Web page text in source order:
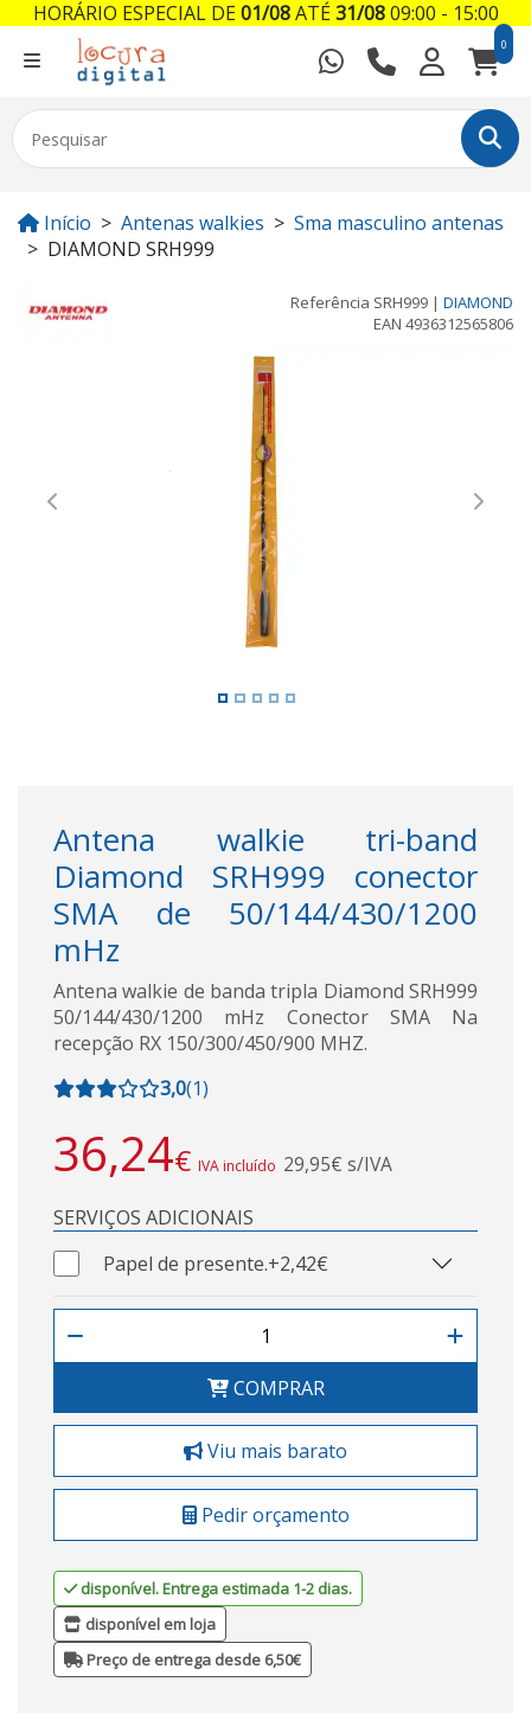
0
Início Antenas walkies
Sma masculino antenas
DIAMOND SRH999
Referência SRH999 | DIAMOND
EAN 4936312565806
Previous Next
Antena walkie tri-band
Diamond SRH999 conector
SMA de 50/144/430/1200
mHz
Antena walkie de banda tripla Diamond SRH999
50/144/430/1200 mHz Conector SMA Na
recepção RX 150/300/450/900 MHZ.
3,0(1)
36,24€ IVA incluído 29,95€ s/IVA
SERVIÇOS ADICIONAIS
Papel de presente.+2,42€
COMPRAR
Viu mais barato
Pedir orçamento
disponível. Entrega estimada 1-2 dias.
disponível em loja
Preço de entrega desde 6,50€
HORÁRIO ESPECIAL DE01/08ATÉ31/0809:00 - 15:00